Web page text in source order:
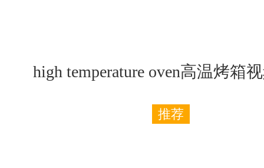
high temperature oven高温烤箱
推荐